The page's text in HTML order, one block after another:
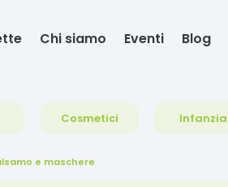
Chi siamo Eventi Blog
Cosmetici Infanzia
e maschere